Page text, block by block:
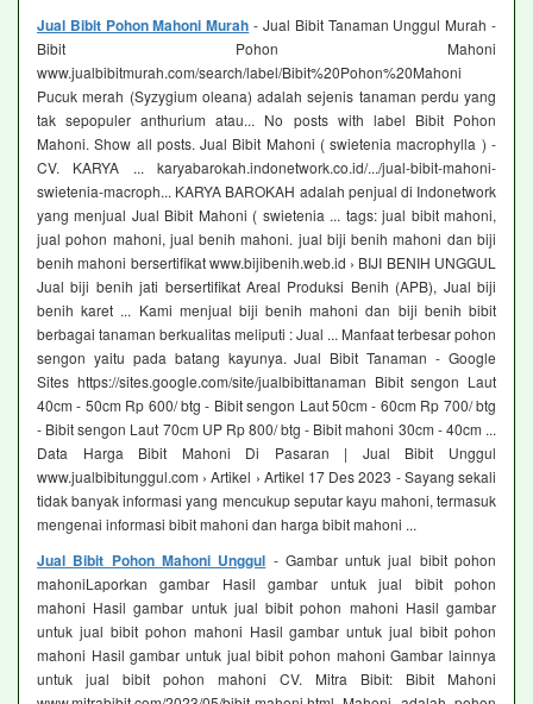
Jual Bibit Pohon Mahoni Murah - Jual Bibit Tanaman Unggul Murah -
Bibit Pohon Mahoni
www.jualbibitmurah.com/search/label/Bibit%20Pohon%20Mahoni
Pucuk merah (Syzygium oleana) adalah sejenis tanaman perdu yang
tak sepopuler anthurium atau... No posts with label Bibit Pohon
Mahoni. Show all posts. Jual Bibit Mahoni ( swietenia macrophylla ) -
CV. KARYA ... karyabarokah.indonetwork.co.id/.../jual-bibit-mahoni-
swietenia-macroph... KARYA BAROKAH adalah penjual di Indonetwork
yang menjual Jual Bibit Mahoni ( swietenia ... tags: jual bibit mahoni,
jual pohon mahoni, jual benih mahoni. jual biji benih mahoni dan biji
benih mahoni bersertifikat www.bijibenih.web.id › BIJI BENIH UNGGUL
Jual biji benih jati bersertifikat Areal Produksi Benih (APB), Jual biji
benih karet ... Kami menjual biji benih mahoni dan biji benih bibit
berbagai tanaman berkualitas meliputi : Jual ... Manfaat terbesar pohon
sengon yaitu pada batang kayunya. Jual Bibit Tanaman - Google
Sites https://sites.google.com/site/jualbibittanaman Bibit sengon Laut
40cm - 50cm Rp 600/ btg - Bibit sengon Laut 50cm - 60cm Rp 700/ btg
- Bibit sengon Laut 70cm UP Rp 800/ btg - Bibit mahoni 30cm - 40cm ...
Data Harga Bibit Mahoni Di Pasaran | Jual Bibit Unggul
www.jualbibitunggul.com › Artikel › Artikel 17 Des 2023 - Sayang sekali
tidak banyak informasi yang mencukup seputar kayu mahoni, termasuk
mengenai informasi bibit mahoni dan harga bibit mahoni ...
Jual Bibit Pohon Mahoni Unggul - Gambar untuk jual bibit pohon
mahoniLaporkan gambar Hasil gambar untuk jual bibit pohon
mahoni Hasil gambar untuk jual bibit pohon mahoni Hasil gambar
untuk jual bibit pohon mahoni Hasil gambar untuk jual bibit pohon
mahoni Hasil gambar untuk jual bibit pohon mahoni Gambar lainnya
untuk jual bibit pohon mahoni CV. Mitra Bibit: Bibit Mahoni